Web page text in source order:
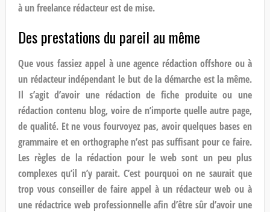
à unfreelance rédacteurest de mise.
Des prestations du pareil au même
Que vous fassiez appel à une agence rédaction offshore ou à
un rédacteur indépendant le but de la démarche est la même.
Il s’agit d’avoir une rédaction de fiche produiteou une
rédaction contenu blog, voire de n’importe quelle autre page,
de qualité. Et ne vous fourvoyez pas, avoir quelques bases en
grammaire et en orthographe n’est pas suffisant pour ce faire.
Les règles de la rédaction pour le web sont un peu plus
complexes qu’il n’y parait. C’est pourquoi on ne saurait que
trop vous conseiller de faire appel à un rédacteur web ou à
une rédactrice webprofessionnelle afin d’être sûr d’avoir une